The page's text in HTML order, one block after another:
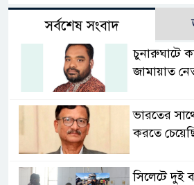
সর্বশেষ সংবাদ
চুনারুঘাটে
জামায়াত
ভারতের
করতে
সিলেটে দুই